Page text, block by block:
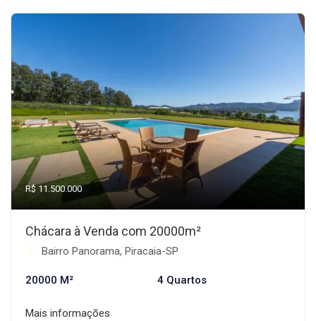
R$ 11.500.000
Chácara à Venda com 20000m²
Bairro Panorama, Piracaia-SP
20000 M² 4 Quartos
Mais informações